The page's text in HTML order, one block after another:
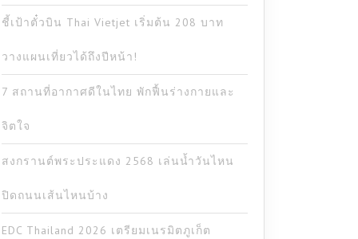
ชี้เป้าตั๋วบิน Thai Vietjet เริ่มต้น 208 บาท
วางแผนเที่ยวได้ถึงปีหน้า!
7 สถานที่อากาศดีในไทย พักฟื้นร่างกายและ
จิตใจ
สงกรานต์พระประแดง 2568 เล่นน้ำวันไหน
ปิดถนนเส้นไหนบ้าง
EDC Thailand 2026 เตรียมเนรมิตภูเก็ต